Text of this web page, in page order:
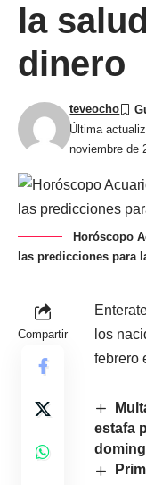
la
dinero
Última
noviembre de
teveocho
Horóscopo
las predicciones para
Compartir
los
febrero
estafa